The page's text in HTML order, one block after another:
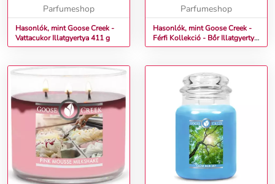
Parfumeshop
Hasonlók, mint Goose Creek -
Vattacukor Illatgyertya 411 g
Parfumeshop
Hasonlók, mint Goose Creek -
Férfi Kollekció - Bőr Illatgyertya
453 g